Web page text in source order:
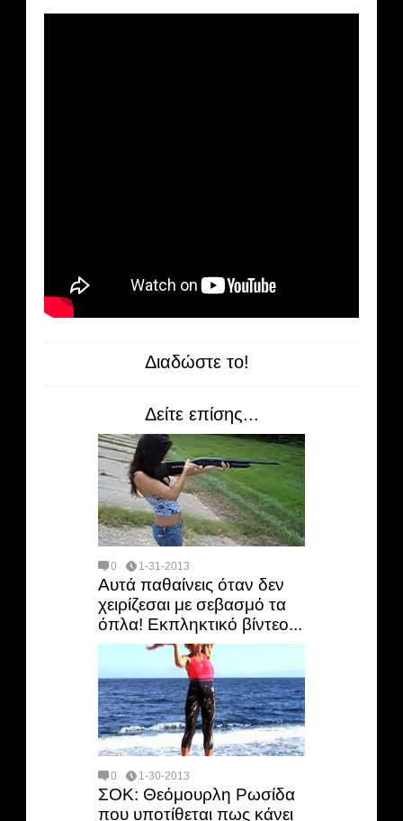
Διαδώστε το!
Δείτε επίσης...
0 1-31-2013
Αυτά παθαίνεις όταν δεν
χειρίζεσαι με σεβασμό τα
όπλα! Εκπληκτικό βίντεο...
0 1-30-2013
ΣΟΚ: Θεόμουρλη Ρωσίδα
που υποτίθεται πως κάνει